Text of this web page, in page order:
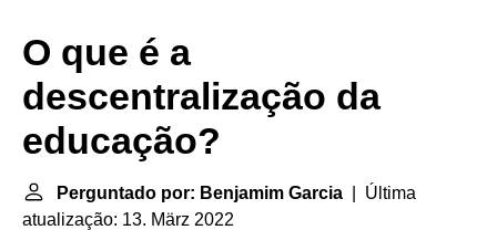
O que é a
descentralização da
educação?
Perguntado por: Benjamim Garcia | Última
atualização: 13. März 2022